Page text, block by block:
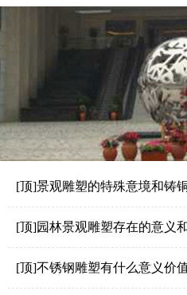
[顶]景观雕塑的特殊意境和铸
[顶]园林景观雕塑存在的意义
[顶]不锈钢雕塑有什么意义价